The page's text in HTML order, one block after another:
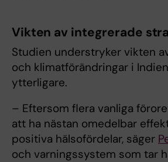
Vikten av integrerade
Studien understryker vikten
och klimatförändringar i
ytterligare.
– Eftersom flera vanliga
att ha nästan omedelbar
positiva hälsofördelar, säger
och varningssystem som tar